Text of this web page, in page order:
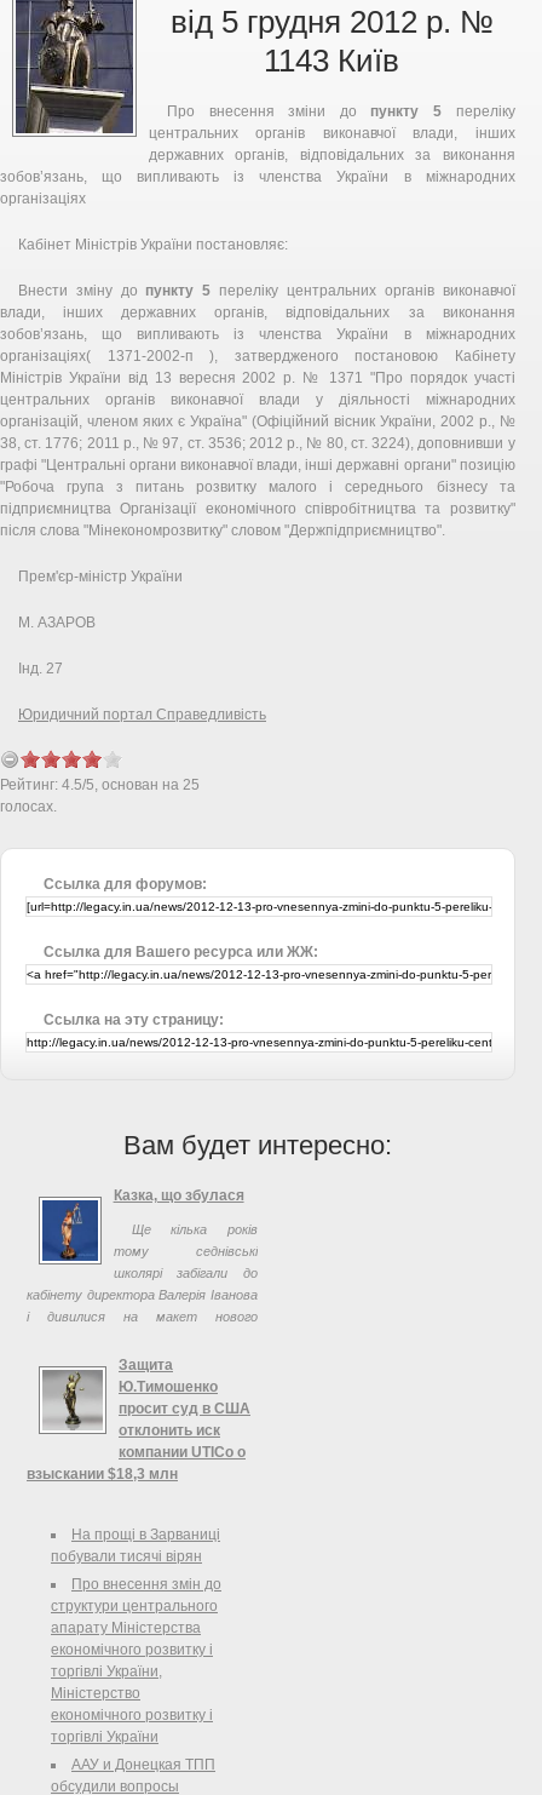
від 5 грудня 2012 р. №
1143 Київ
Про внесення зміни до пункту 5 переліку
центральних органів виконавчої влади, інших
державних органів, відповідальних за виконання
зобов’язань, що випливають із членства України в міжнародних
організаціях
Кабінет Міністрів України постановляє:
Внести зміну до пункту 5 переліку центральних органів виконавчої
влади, інших державних органів, відповідальних за виконання
зобов’язань, що випливають із членства України в міжнародних
організаціях( 1371-2002-п ), затвердженого постановою Кабінету
Міністрів України від 13 вересня 2002 р. № 1371 "Про порядок участі
центральних органів виконавчої влади у діяльності міжнародних
організацій, членом яких є Україна" (Офіційний вісник України, 2002 p., №
38, ст. 1776; 2011 p., № 97, ст. 3536; 2012 р., № 80, ст. 3224), доповнивши у
графі "Центральні органи виконавчої влади, інші державні органи" позицію
"Робоча група з питань розвитку малого і середнього бізнесу та
підприємництва Організації економічного співробітництва та розвитку"
після слова "Мінекономрозвитку" словом "Держпідприємництво".
Прем'єр-міністр України
М. АЗАРОВ
Інд. 27
Юридичний портал Справедливість
Рейтинг: 4.5/5, основан на 25
голосах.
Ссылка для форумов:
Ссылка для Вашего ресурса или ЖЖ:
Ссылка на эту страницу:
Вам будет интересно:
Казка, що збулася
Ще кілька років
тому седнівські
школярі забігали до
кабінету директора Валерія Іванова
і дивилися на макет нового
на казку. Чи матиме вона щасливий
кінець, ...
Защита
Ю.Тимошенко
просит суд в США
отклонить иск
компании UTICo о
взыскании $18,3 млн
министра Украины Юлии
Тимошенко подала в нью-йоркский
иска, поданного к ней компанией
Universal Trading & Investment Co.
(UTICo), следует ...
На прощі в Зарваниці
побували тисячі вірян
Про внесення змін до
структури центрального
апарату Міністерства
економічного розвитку і
торгівлі України,
Міністерство
економічного розвитку і
торгівлі України
ААУ и Донецкая ТПП
обсудили вопросы